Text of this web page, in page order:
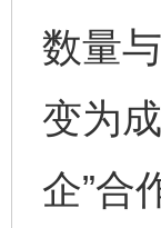
数量
变为
企”合